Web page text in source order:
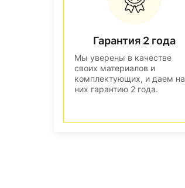
Гарантия 2 года
Мы уверены в качестве
своих материалов и
комплектующих, и даем на
них гарантию 2 года.